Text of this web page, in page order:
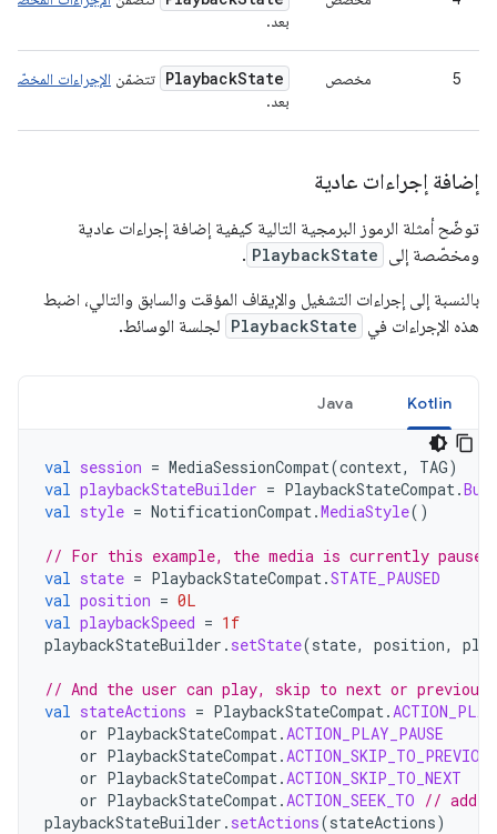
بعد.
5 مخصص PlaybackState تتضمّن الإجراءات المخصّصة
بعد.
إضافة إجراءات عادية
توضّح أمثلة الرموز البرمجية التالية كيفية إضافة إجراءات عادية
ومخصّصة إلى PlaybackState
.
بالنسبة إلى إجراءات التشغيل والإيقاف المؤقت والسابق والتالي، اضبط
هذه الإجراءات في PlaybackState لجلسة الوسائط.
Kotlin
Java
val session = MediaSessionCompat(context, TAG)
val playbackStateBuilder = PlaybackStateCompat.
val style = NotificationCompat.MediaStyle()
// For this example, the media is currently
val state = PlaybackStateCompat.STATE_PAUSED
val position = 0L
val playbackSpeed = 1f
playbackStateBuilder . setState(state, position,
// And the user can play, skip to next or previous,
val stateActions = PlaybackStateCompat.ACTION_PLAY
or PlaybackStateCompat.ACTION_PLAY_PAUSE
or PlaybackStateCompat.ACTION_SKIP_TO_PREVIOUS
or PlaybackStateCompat.ACTION_SKIP_TO_NEXT
or PlaybackStateCompat.ACTION_SEEK_TO //
playbackStateBuilder . setActions(stateActions)